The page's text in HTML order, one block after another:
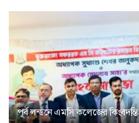
পূর্ব লন্ডনে এমসি কলেজের কিংবদন্তি